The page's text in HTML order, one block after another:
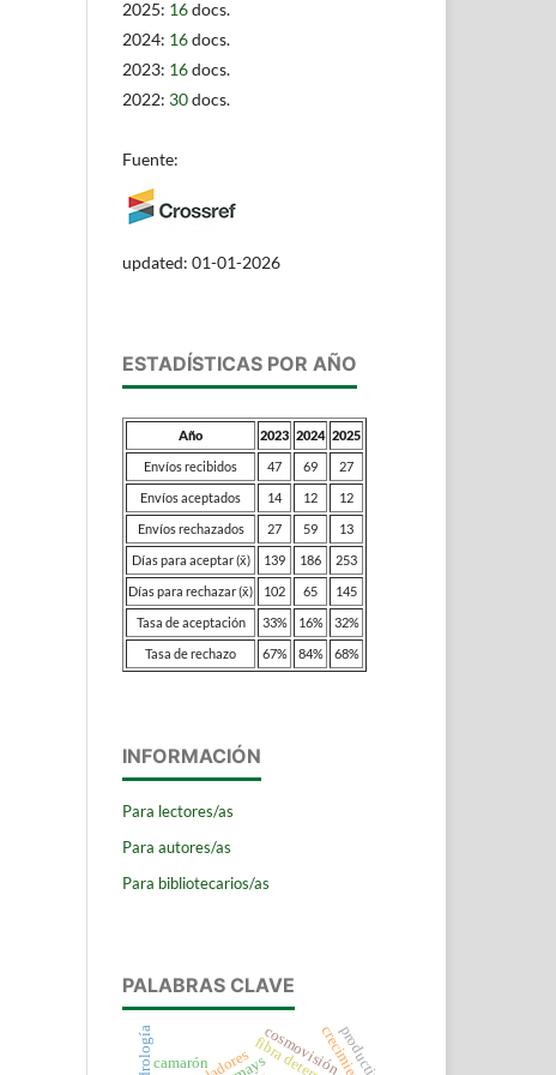
2025: 16docs.
2024: 16docs.
2023: 16docs.
2022: 30docs.
Fuente:
updated: 01-01-2026
ESTADÍSTICAS POR AÑO
Año 2023 2024 2025
Envíos recibidos
47 69
27
Envíos aceptados
14 12
12
Envíos rechazados
27 59
13
Días para aceptar (x̄)
139 186
253
Días para rechazar (x̄)
102 65
145
Tasa de aceptación
33% 16%
32%
Tasa de rechazo
67% 84% 68%
INFORMACIÓN
Para lectores/as
Para autores/as
Para bibliotecarios/as
PALABRAS CLAVE
camarón crecimiento
cosmovisión
andrología